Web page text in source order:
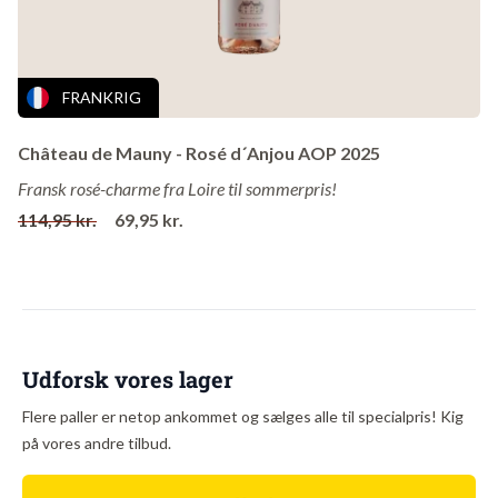
Poggiarso; alle fra højtbeliggende Gaiole og alle
håndplukket for selekteringens skyld. I kælderen anvender
Meleto store slavonske egetræsfade, sådan som man
traditionelt har gjort det i Chianti Classico.
favorable pris giver det så meget mening.
Anbefalet til: Barbecue, Fisk (fed), Fjerkræ (lyst kød),
: 90% Sangiovese & 10% Merlot
: Castello di Meleto
FRANKRIG
Château de Mauny - Rosé d´Anjou AOP 2025
Fransk rosé-charme fra Loire til sommerpris!
114,95 kr.
69,95 kr.
Udforsk vores lager
Flere paller er netop ankommet og sælges alle til specialpris! Kig
på vores andre tilbud.